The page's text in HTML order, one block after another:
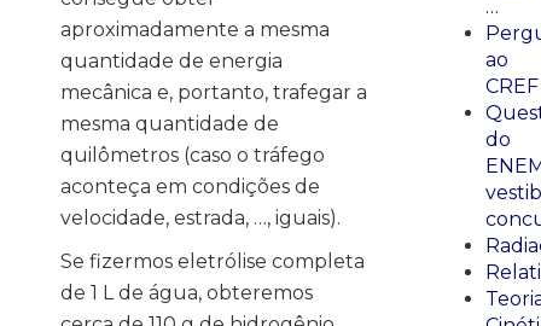
aproximadamente a mesma
quantidade de energia
mecânica e, portanto, trafegar a
mesma quantidade de
quilômetros (caso o tráfego
aconteça em condições de
velocidade, estrada, …, iguais).
Se fizermos eletrólise completa
de 1 L de água, obteremos
…
ao
CREF
do